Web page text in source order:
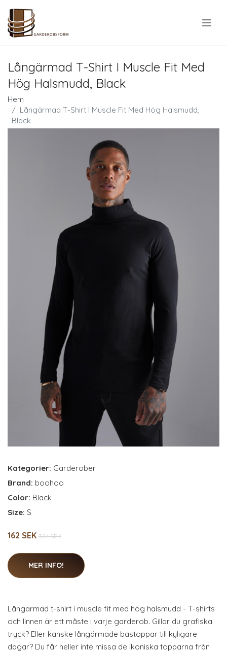
Långärmad T-Shirt I Muscle Fit Med
Hög Halsmudd, Black
Hem
Långärmad T-Shirt I Muscle Fit Med Hög Halsmudd,
Black
Kategorier: Garderober
Brand: boohoo
Color: Black
Size: S
162 SEK 324 SEK
MER INFO!
Långärmad t-shirt i muscle fit med hög halsmudd - T-shirts
och linnen är ett måste i varje garderob. Gillar du grafiska
tryck? Eller kanske långärmade bastoppar till kyligare
dagar? Du får heller inte missa de ikoniska topparna från